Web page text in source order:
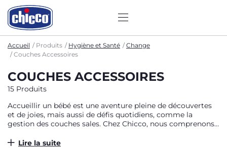
Accueil Produits Hygiène et Santé
Change
Couches Accessoires
COUCHES ACCESSOIRES
15 Produits
Accueillir un bébé est une aventure pleine de découvertes
et de joies, mais aussi de défis quotidiens, comme la
gestion des couches sales. Chez Chicco, nous comprenons
innovantes et fiables pour simplifier votre quotidien.
Lire la suite